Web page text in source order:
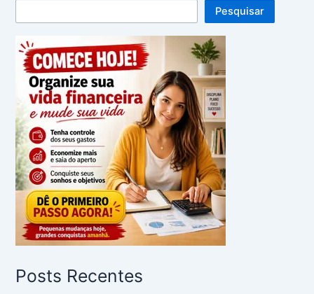
Pesquisar
Posts Recentes